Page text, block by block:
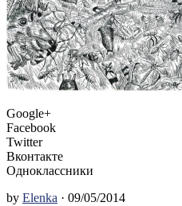
Google+
Facebook
Twitter
Вконтакте
Одноклассники
by Elenka · 09/05/2014